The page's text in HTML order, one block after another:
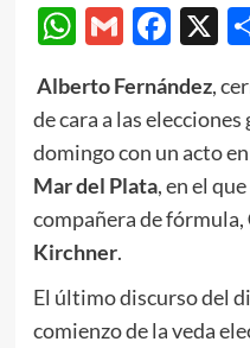
GmailX
Alberto Fernández,
de cara a las
domingo con un acto
Mar del Plata, en el
compañera de fórmula,
Kirchner.
El último discurso del
comienzo de la veda